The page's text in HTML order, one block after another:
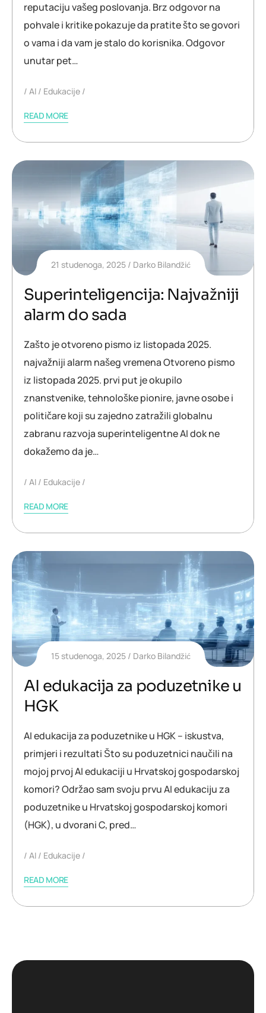
reputaciju vašeg poslovanja. Brz odgovor na
pohvale i kritike pokazuje da pratite što se govori
o vama i da vam je stalo do korisnika. Odgovor
unutar pet…
AI Edukacije
READ MORE
21 studenoga, 2025 Darko Bilandžić
Superinteligencija: Najvažniji
alarm do sada
Zašto je otvoreno pismo iz listopada 2025.
najvažniji alarm našeg vremena Otvoreno pismo
iz listopada 2025. prvi put je okupilo
znanstvenike, tehnološke pionire, javne osobe i
političare koji su zajedno zatražili globalnu
zabranu razvoja superinteligentne AI dok ne
dokažemo da je…
AI Edukacije
READ MORE
15 studenoga, 2025 Darko Bilandžić
AI edukacija za poduzetnike u
HGK
AI edukacija za poduzetnike u HGK – iskustva,
primjeri i rezultati Što su poduzetnici naučili na
mojoj prvoj AI edukaciji u Hrvatskoj gospodarskoj
komori? Održao sam svoju prvu AI edukaciju za
poduzetnike u Hrvatskoj gospodarskoj komori
(HGK), u dvorani C, pred…
AI Edukacije
READ MORE